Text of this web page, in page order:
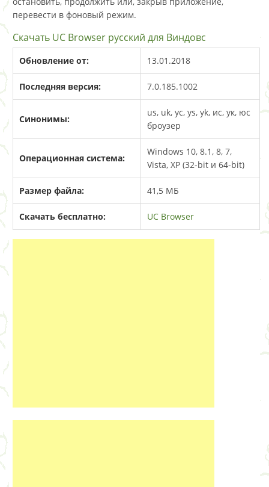
перевести в фоновый режим.
Скачать UC Browser русский для Виндовс
Обновление от: 13.01.2018
Последняя версия: 7.0.185.1002
Синонимы:
us, uk, yc, ys, yk, ис, ук, юс
броузер
Операционная система:
Windows 10, 8.1, 8, 7,
Vista, XP (32-bit и 64-bit)
Размер файла: 41,5 МБ
Скачать бесплатно: UC Browser